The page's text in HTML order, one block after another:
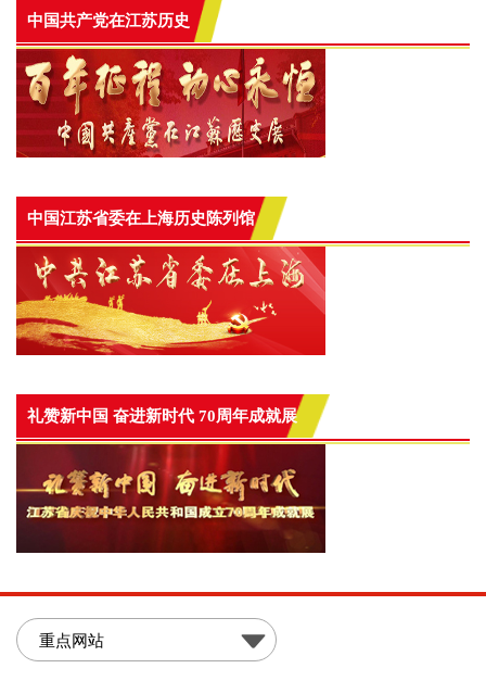
中国共产党在江苏历史
中国江苏省委在上海历史陈列馆
礼赞新中国 奋进新时代 70周年成就展
重点网站